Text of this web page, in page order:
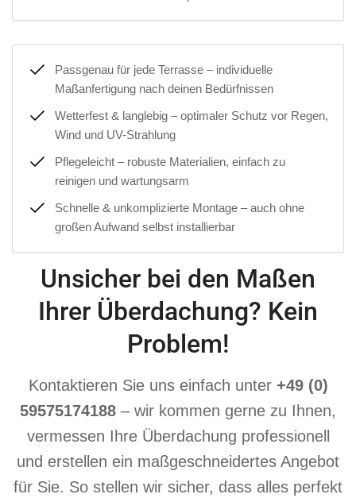
Passgenau für jede Terrasse – individuelle
Maßanfertigung nach deinen Bedürfnissen
Wetterfest & langlebig – optimaler Schutz vor Regen,
Wind und UV-Strahlung
Pflegeleicht – robuste Materialien, einfach zu
reinigen und wartungsarm
Schnelle & unkomplizierte Montage – auch ohne
großen Aufwand selbst installierbar
Unsicher bei den Maßen
Ihrer Überdachung? Kein
Problem!
Kontaktieren Sie uns einfach unter +49 (0)
59575174188 – wir kommen gerne zu Ihnen,
vermessen Ihre Überdachung professionell
und erstellen ein maßgeschneidertes Angebot
für Sie. So stellen wir sicher, dass alles perfekt